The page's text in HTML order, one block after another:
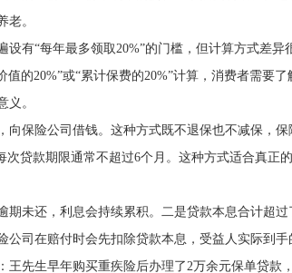
老。
有“每年最多领取20%”的门槛，但计算方式差异
的20%”或“累计保费的20%”计算，消费者需要
义。
保险公司借钱。这种方式既不退保也不减保，
贷款期限通常不超过6个月。这种方式适合真正
未还，利息会持续累积。二是贷款本息合计超
司在赔付时会先扣除贷款本息，受益人实际到手
先生早年购买重疾险后办理了2万余元保单贷款